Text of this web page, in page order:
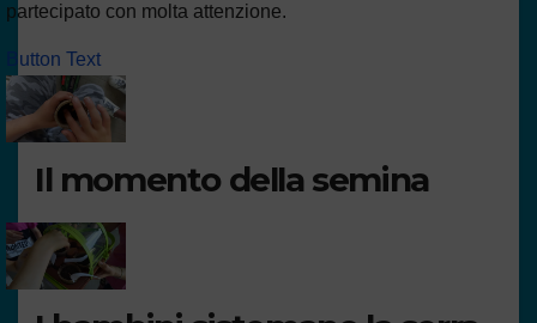
partecipato con molta attenzione.
Button Text
Il momento della semina